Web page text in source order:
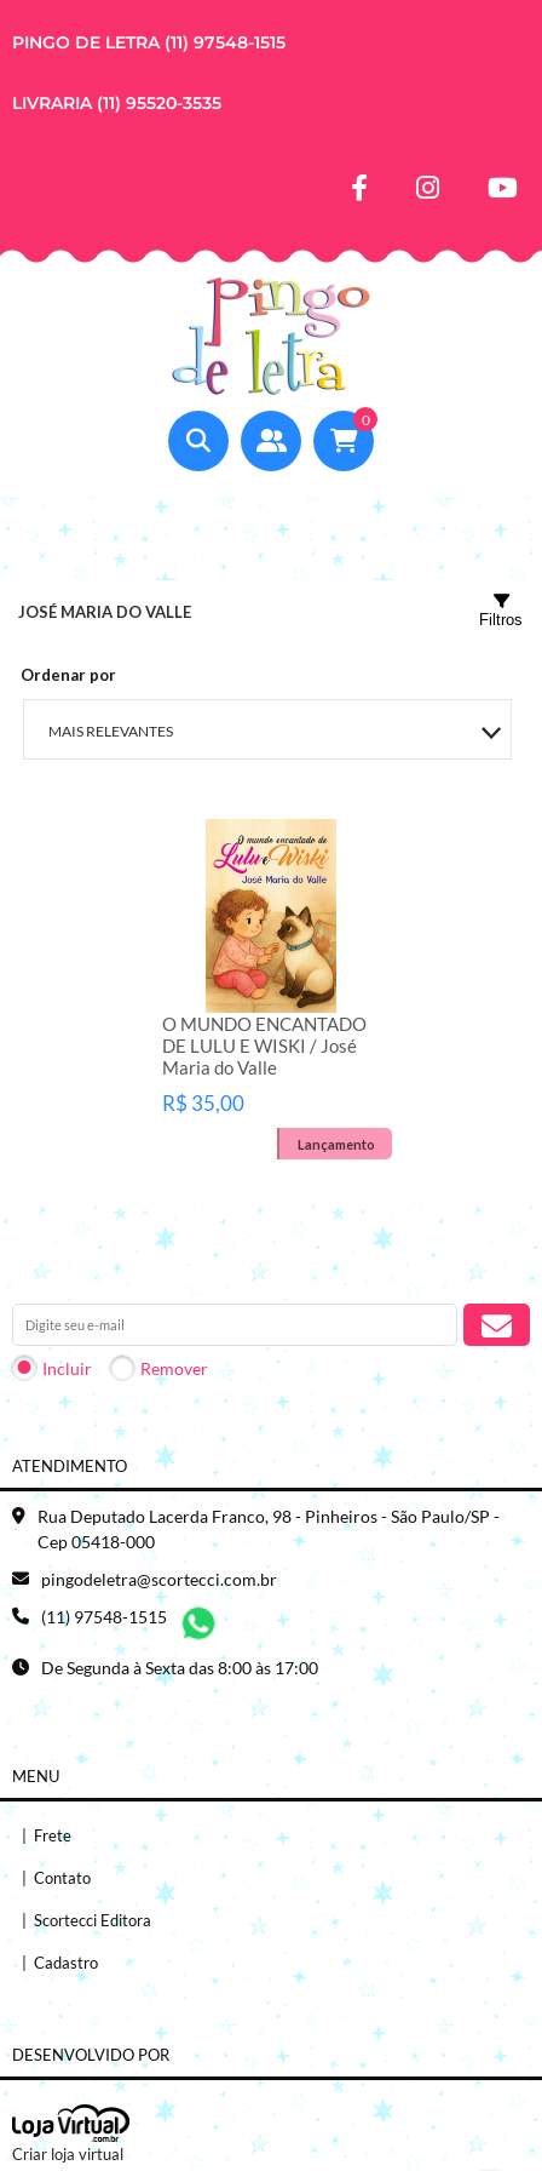
PINGO DE LETRA (11) 97548-1515
LIVRARIA (11) 95520-3535
0
JOSÉ MARIA DO VALLE
Ordenar por
MAIS RELEVANTES
Filtros
O MUNDO ENCANTADO
DE LULU E WISKI / José
Maria do Valle
R$ 35,00
Lançamento
Receba nossas novidades em seu e-mail.
Incluir Remover
ATENDIMENTO
Rua Deputado Lacerda Franco, 98 - Pinheiros - São Paulo/SP -
Cep 05418-000
pingodeletra@scortecci.com.br
(11) 97548-1515
De Segunda à Sexta das 8:00 às 17:00
MENU
| Frete
| Contato
| Scortecci Editora
| Cadastro
DESENVOLVIDO POR
Criar loja virtual